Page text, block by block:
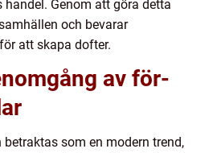
Genom att göra detta
och bevarar
att skapa dofter.
av för-
som en modern trend,